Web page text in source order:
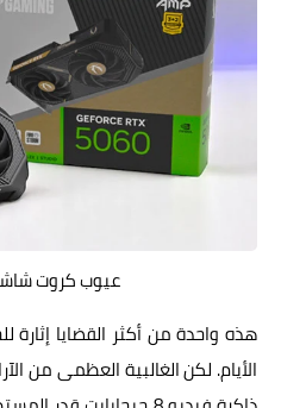
عيوب كروت شاشة 8
هذه واحدة من أكثر القضايا
الأيام. لكن الغالبية العظمى من